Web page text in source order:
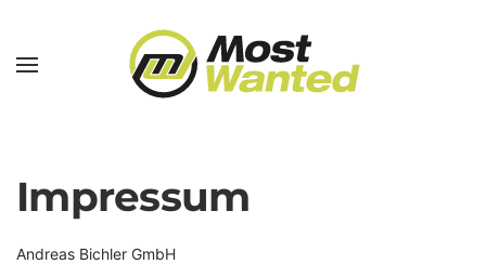
Skip to main content
Impressum
Andreas Bichler GmbH